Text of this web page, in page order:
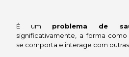
É um problema de
significativamente, a forma como
se comporta e interage com outras